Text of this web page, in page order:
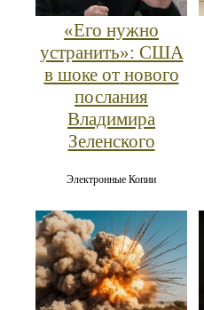
«Его нужно
устранить»: США
в шоке от нового
послания
Владимира
Зеленского
Электронные Копии